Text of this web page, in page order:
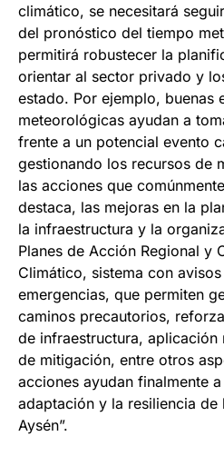
climático, se necesitará
del pronóstico del tiempo
permitirá robustecer la
orientar al sector privado y
estado. Por ejemplo, buenas
meteorológicas ayudan a
frente a un potencial evento
gestionando los recursos de
las acciones que
destaca, las mejoras en la
la infraestructura y la
Planes de Acción Regional y
Climático, sistema con
emergencias, que permiten
caminos precautorios,
de infraestructura, aplicación
de mitigación, entre otros
acciones ayudan finalmente
adaptación y la resiliencia de
Aysén”.